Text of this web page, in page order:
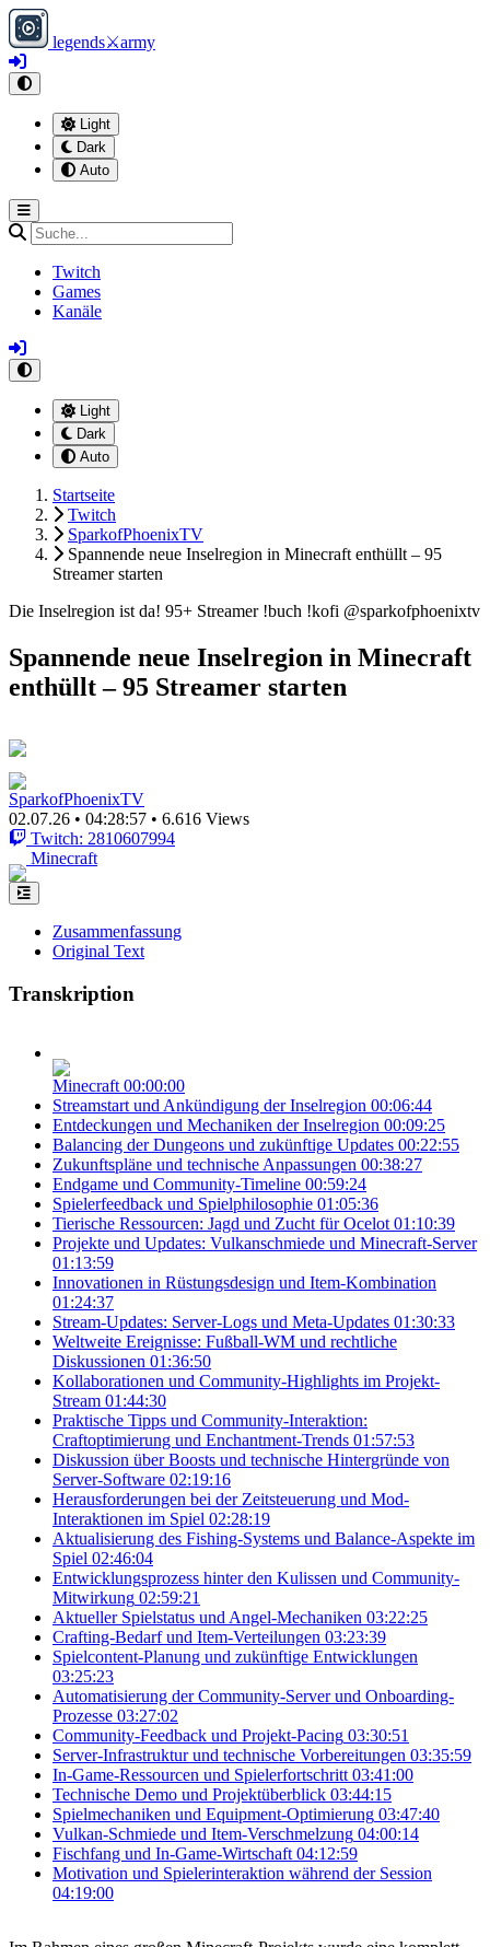
legends⚔army
Light
Dark
Auto
Twitch
Games
Kanäle
Light
Dark
Auto
Startseite
Twitch
SparkofPhoenixTV
Spannende neue Inselregion in Minecraft enthüllt – 95
Streamer starten
Die Inselregion ist da! 95+ Streamer !buch !kofi @sparkofphoenixtv
Spannende neue Inselregion in Minecraft
enthüllt – 95 Streamer starten
SparkofPhoenixTV
02.07.26 • 04:28:57 • 6.616 Views
Twitch: 2810607994
Minecraft
Zusammenfassung
Original Text
Transkription
Minecraft 00:00:00
Streamstart und Ankündigung der Inselregion 00:06:44
Entdeckungen und Mechaniken der Inselregion 00:09:25
Balancing der Dungeons und zukünftige Updates 00:22:55
Zukunftspläne und technische Anpassungen 00:38:27
Endgame und Community-Timeline 00:59:24
Spielerfeedback und Spielphilosophie 01:05:36
Tierische Ressourcen: Jagd und Zucht für Ocelot 01:10:39
Projekte und Updates: Vulkanschmiede und Minecraft-Server
01:13:59
Innovationen in Rüstungsdesign und Item-Kombination
01:24:37
Stream-Updates: Server-Logs und Meta-Updates 01:30:33
Weltweite Ereignisse: Fußball-WM und rechtliche
Diskussionen 01:36:50
Kollaborationen und Community-Highlights im Projekt-
Stream 01:44:30
Praktische Tipps und Community-Interaktion:
Craftoptimierung und Enchantment-Trends 01:57:53
Diskussion über Boosts und technische Hintergründe von
Server-Software 02:19:16
Herausforderungen bei der Zeitsteuerung und Mod-
Interaktionen im Spiel 02:28:19
Aktualisierung des Fishing-Systems und Balance-Aspekte im
Spiel 02:46:04
Entwicklungsprozess hinter den Kulissen und Community-
Mitwirkung 02:59:21
Aktueller Spielstatus und Angel-Mechaniken 03:22:25
Crafting-Bedarf und Item-Verteilungen 03:23:39
Spielcontent-Planung und zukünftige Entwicklungen
03:25:23
Automatisierung der Community-Server und Onboarding-
Prozesse 03:27:02
Community-Feedback und Projekt-Pacing 03:30:51
Server-Infrastruktur und technische Vorbereitungen 03:35:59
In-Game-Ressourcen und Spielerfortschritt 03:41:00
Technische Demo und Projektüberblick 03:44:15
Spielmechaniken und Equipment-Optimierung 03:47:40
Vulkan-Schmiede und Item-Verschmelzung 04:00:14
Fischfang und In-Game-Wirtschaft 04:12:59
Motivation und Spielerinteraktion während der Session
04:19:00